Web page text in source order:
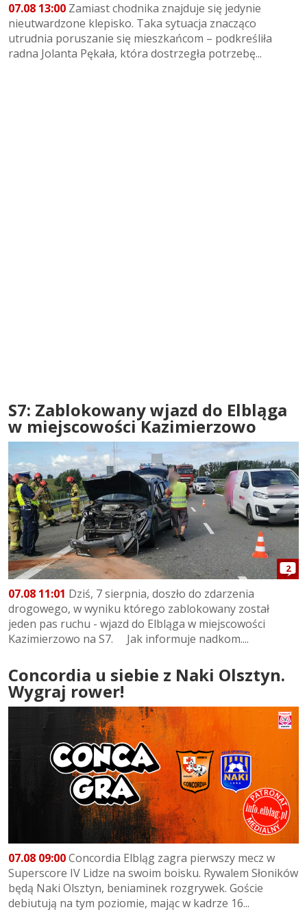
07.08 13:00 Zamiast chodnika znajduje się jedynie
nieutwardzone klepisko. Taka sytuacja znacząco
utrudnia poruszanie się mieszkańcom – podkreśliła
radna Jolanta Pękała, która dostrzegła potrzebę...
S7: Zablokowany wjazd do Elbląga
w miejscowości Kazimierzowo
2
07.08 11:01 Dziś, 7 sierpnia, doszło do zdarzenia
drogowego, w wyniku którego zablokowany został
jeden pas ruchu - wjazd do Elbląga w miejscowości
Kazimierzowo na S7. Jak informuje nadkom....
Concordia u siebie z Naki Olsztyn.
Wygraj rower!
07.08 09:00Concordia Elbląg zagra pierwszy mecz w
Superscore IV Lidze na swoim boisku. Rywalem Słoników
będą Naki Olsztyn, beniaminek rozgrywek. Goście
debiutują na tym poziomie, mając w kadrze 16...